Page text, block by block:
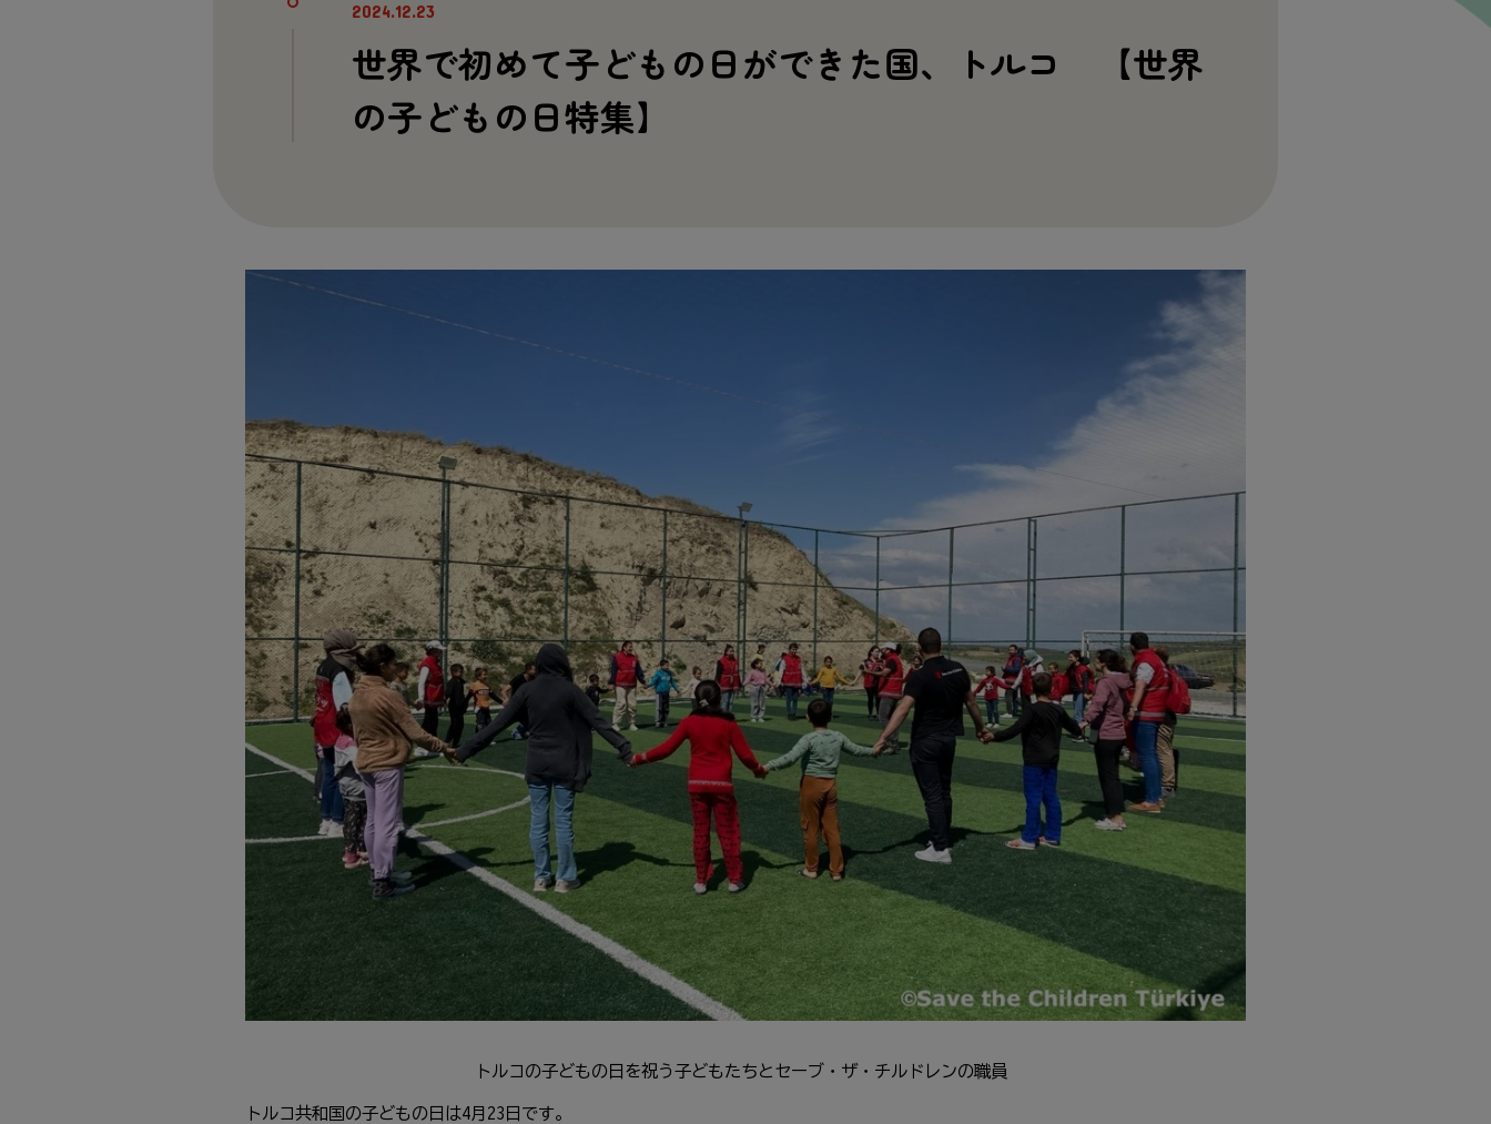
2024.12.23
世界で初めて子どもの日ができた国、トルコ 【世界
の子どもの日特集】
トルコの子どもの日を祝う子どもたちとセーブ・ザ・チルドレンの職員
トルコ共和国の子どもの日は4月 23日です。